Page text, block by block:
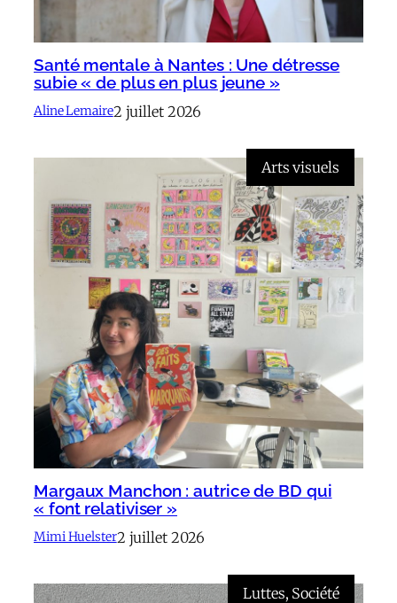
Santé mentale à Nantes : Une détresse
subie « de plus en plus jeune »
Aline Lemaire2 juillet 2026
Arts visuels
Margaux Manchon : autrice de BD qui
« font relativiser »
Mimi Huelster2 juillet 2026
Luttes, Société